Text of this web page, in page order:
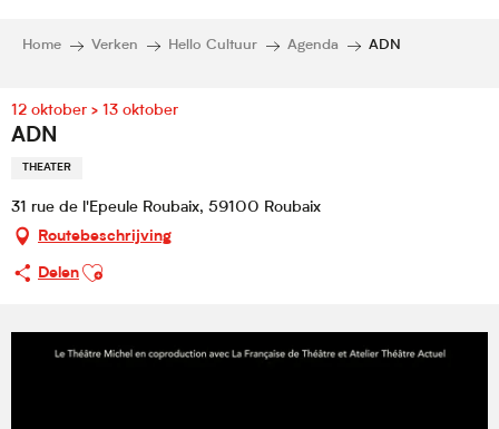
Home Verken Hello Cultuur Agenda ADN
12 oktober > 13 oktober
ADN
THEATER
31 rue de l'Epeule Roubaix, 59100 Roubaix
Routebeschrijving
Delen
Ajouter aux favoris